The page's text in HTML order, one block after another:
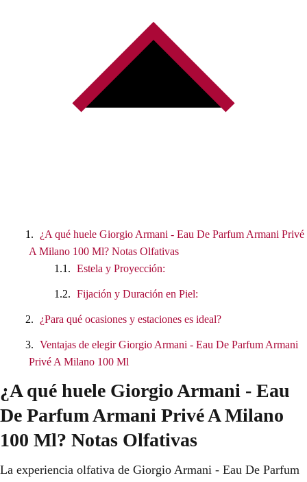
¿A qué huele Giorgio Armani - Eau De Parfum Armani Privé
A Milano 100 Ml? Notas Olfativas
Estela y Proyección:
Fijación y Duración en Piel:
¿Para qué ocasiones y estaciones es ideal?
Ventajas de elegir Giorgio Armani - Eau De Parfum Armani
Privé A Milano 100 Ml
¿A qué huele Giorgio Armani - Eau
De Parfum Armani Privé A Milano
100 Ml? Notas Olfativas
La experiencia olfativa de Giorgio Armani - Eau De Parfum